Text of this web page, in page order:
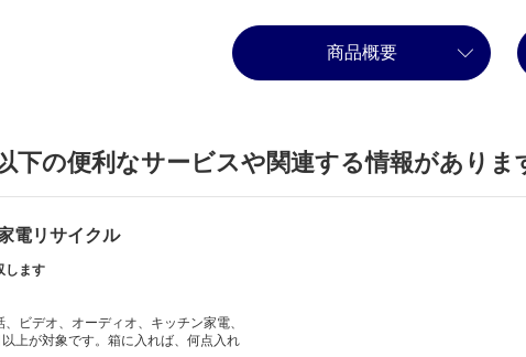
商品概要
下の便利なサービスや関連する情報がありま
電リサイクル
します
、ビデオ、オーディオ、キッチン家電、
上が対象です。箱に入れば、何点入れ